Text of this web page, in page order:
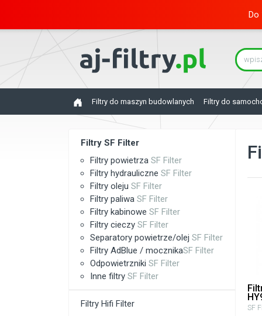
Do
Filtry do maszyn budowlanych Filtry do
Filtry SF Filter
Filtry powietrza SF Filter
Filtry hydrauliczne SF Filter
Filtry oleju SF Filter
Filtry paliwa SF Filter
Filtry kabinowe SF Filter
Filtry cieczy SF Filter
Separatory powietrze/olej SF Filter
Filtry AdBlue / mocznikaSF Filter
Odpowietrzniki SF Filter
Inne filtry SF Filter
Filtry Hifi Filter
SF